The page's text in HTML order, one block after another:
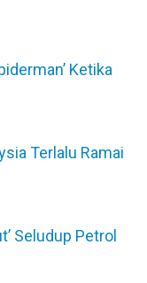
Ketika
Terlalu Ramai
Seludup Petrol